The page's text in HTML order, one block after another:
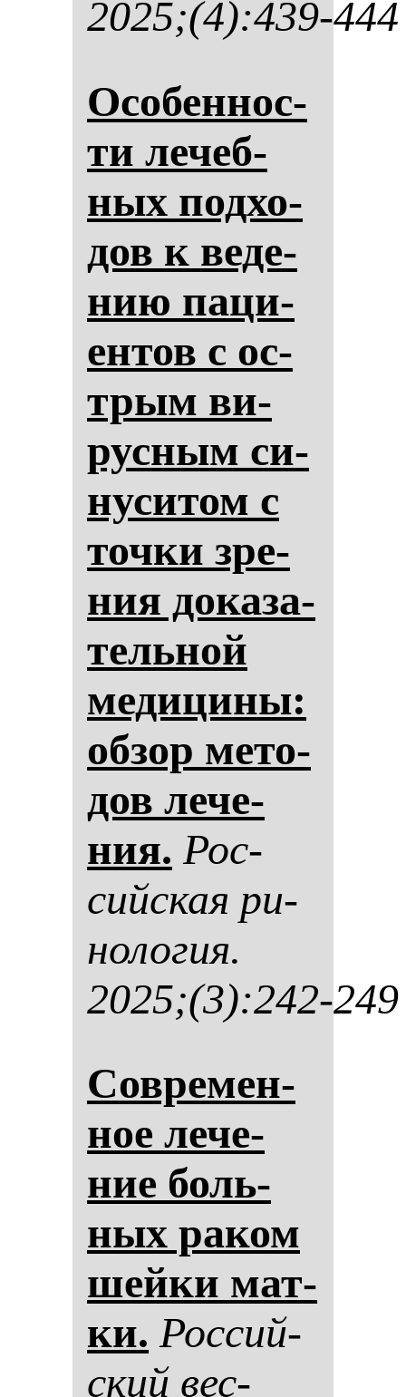
2025;(4):439-444
Осо­бен­нос­
ти ле­чеб­
ных под­хо­
дов к ве­де­
нию па­ци­
ен­тов с ос­
трым ви­
рус­ным си­
ну­си­том с
точ­ки зре­
ния до­ка­за­
тель­ной
ме­ди­ци­ны:
об­зор ме­то­
дов ле­че­
ния. Рос­
сий­ская ри­
но­ло­гия.
2025;(3):242-249
Сов­ре­мен­
ное ле­че­
ние боль­
ных ра­ком
шей­ки мат­
ки. Рос­сий­
ский вес­